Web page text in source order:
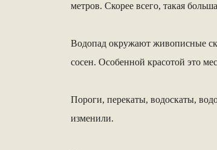
метров. Скорее всего, такая
Водопад окружают живописные
сосен. Особенной красотой это
Пороги, перекаты, водоскаты,
изменили.